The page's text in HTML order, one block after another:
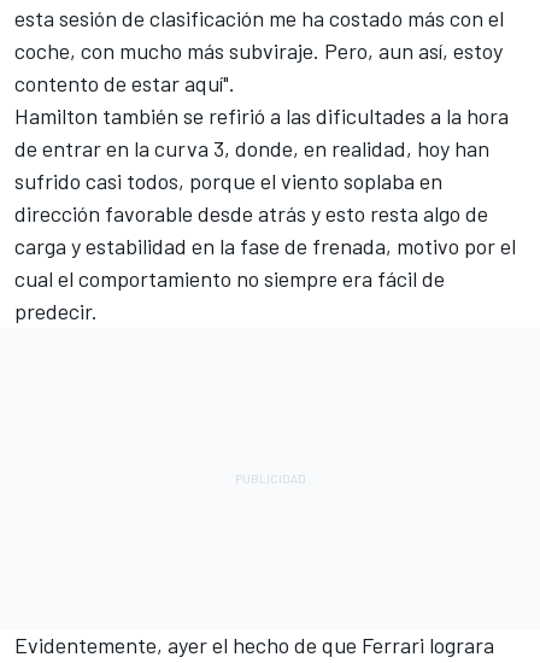
esta sesión de clasificación me ha costado más con el
coche, con mucho más subviraje. Pero, aun así, estoy
contento de estar aquí".
Hamilton también se refirió a las dificultades a la hora
de entrar en la curva 3, donde, en realidad, hoy han
sufrido casi todos, porque el viento soplaba en
dirección favorable desde atrás y esto resta algo de
carga y estabilidad en la fase de frenada, motivo por el
cual el comportamiento no siempre era fácil de
predecir.
Evidentemente, ayer el hecho de que Ferrari lograra